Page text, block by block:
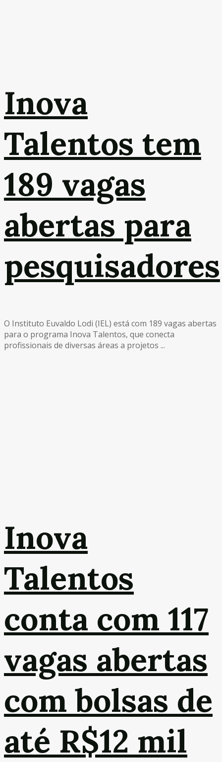
Inova
Talentos tem
189 vagas
abertas para
pesquisadores
O Instituto Euvaldo Lodi (IEL) está com 189 vagas abertas
para o programa Inova Talentos, que conecta
profissionais de diversas áreas a projetos ...
Inova
Talentos
conta com 117
vagas abertas
com bolsas de
até R$12 mil